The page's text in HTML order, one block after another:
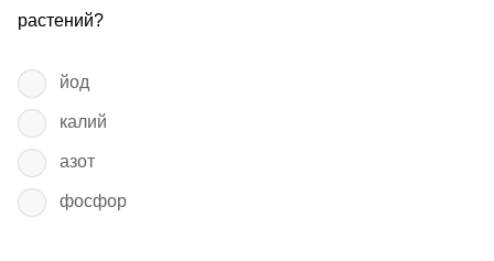
растений?
йод
калий
азот
фосфор